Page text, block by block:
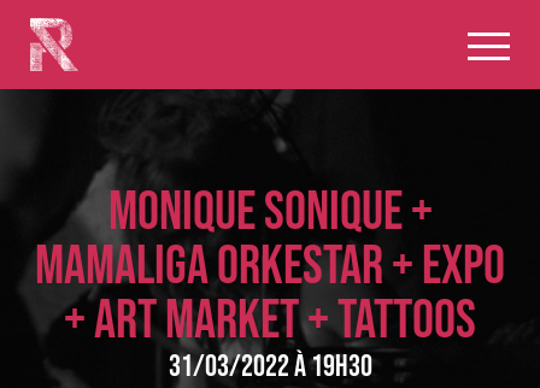
MONIQUE SONIQUE +
MAMALIGA ORKESTAR + EXPO
+ ART MARKET + TATTOOS
31/03/2022 à 19h30